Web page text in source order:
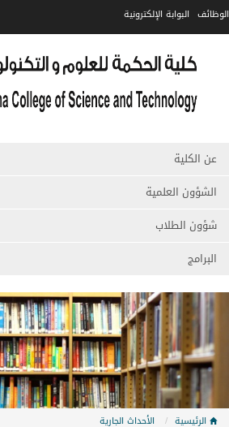
البوابة الإلكترونية الوظائف
عن الكلية
الشؤون العلمية
شؤون الطلاب
البرامج
الرئيسية الأحداث الجارية